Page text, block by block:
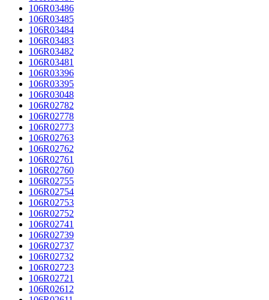
106R03486
106R03485
106R03484
106R03483
106R03482
106R03481
106R03396
106R03395
106R03048
106R02782
106R02778
106R02773
106R02763
106R02762
106R02761
106R02760
106R02755
106R02754
106R02753
106R02752
106R02741
106R02739
106R02737
106R02732
106R02723
106R02721
106R02612